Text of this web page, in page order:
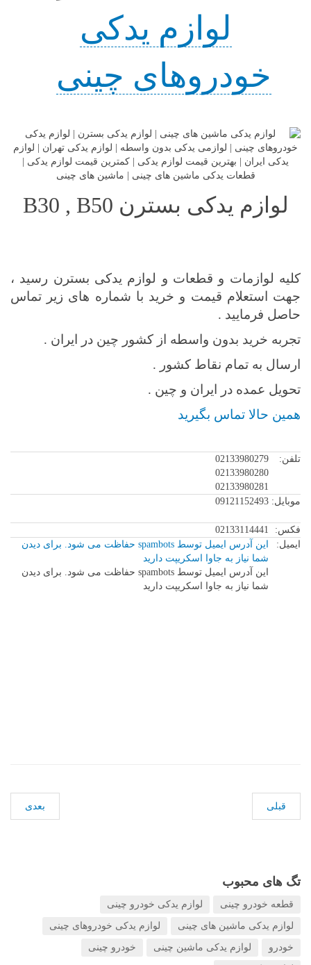
لوازم یدکی
خودروهای چینی
لوازم یدکی بسترن B30 , B50
کلیه لوازمات و قطعات و لوازم یدکی بسترن رسید ،
جهت استعلام قیمت و خرید با شماره های زیر تماس
حاصل فرمایید .
تجربه خرید بدون واسطه از کشور چین در ایران .
ارسال به تمام نقاط کشور .
تحویل عمده در ایران و چین .
همین حالا تماس بگیرید
تلفن:
02133980279
02133980280
02133980281
موبایل: 09121152493
فکس:
02133114441
ایمیل:
این آدرس ایمیل توسط spambots حفاظت می شود. برای دیدن
شما نیاز به جاوا اسکریپت دارید
این آدرس ایمیل توسط spambots حفاظت می شود. برای دیدن
شما نیاز به جاوا اسکریپت دارید
قبلی بعدی
تگ های محبوب
قطعه خودرو چینی لوازم یدکی خودرو چینی
لوازم یدکی ماشین های چینی لوازم یدکی خودروهای چینی
خودرو لوازم یدکی ماشین چینی خودرو چینی